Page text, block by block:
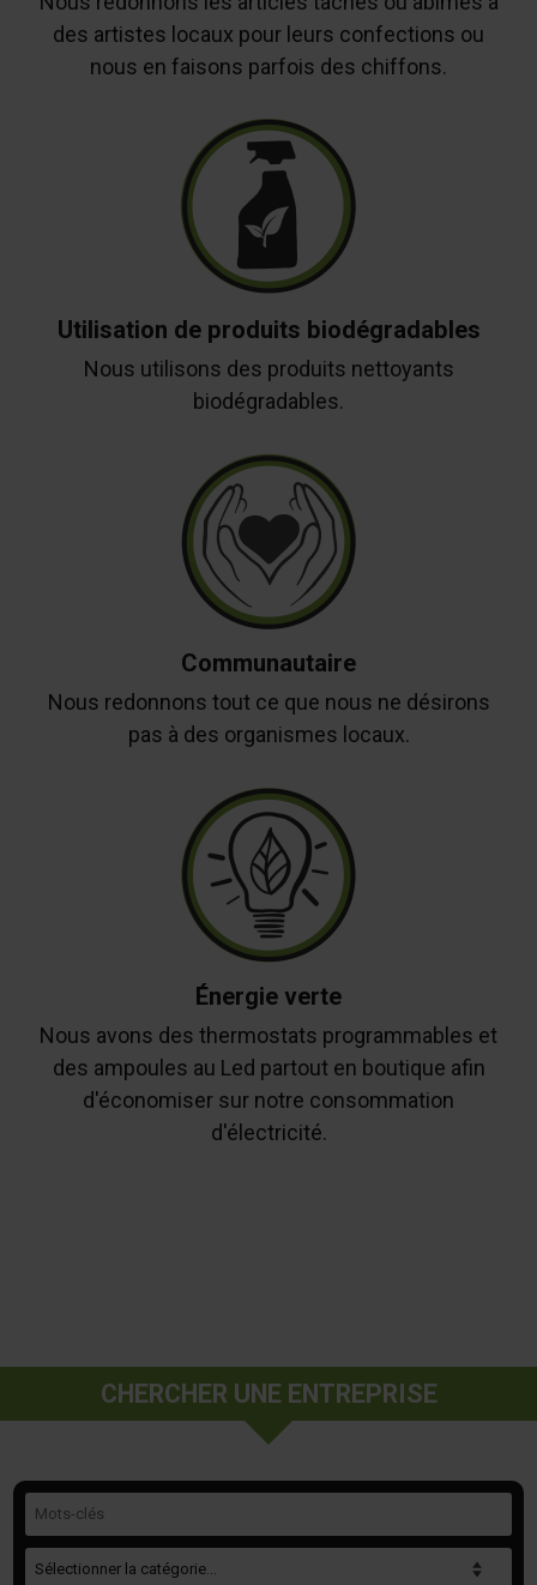
des artistes locaux pour leurs confections ou
nous en faisons parfois des chiffons.
Utilisation de produits biodégradables
Nous utilisons des produits nettoyants
biodégradables.
Communautaire
Nous redonnons tout ce que nous ne désirons
pas à des organismes locaux.
Énergie verte
Nous avons des thermostats programmables et
des ampoules au Led partout en boutique afin
d'économiser sur notre consommation
d'électricité.
CHERCHER UNE ENTREPRISE